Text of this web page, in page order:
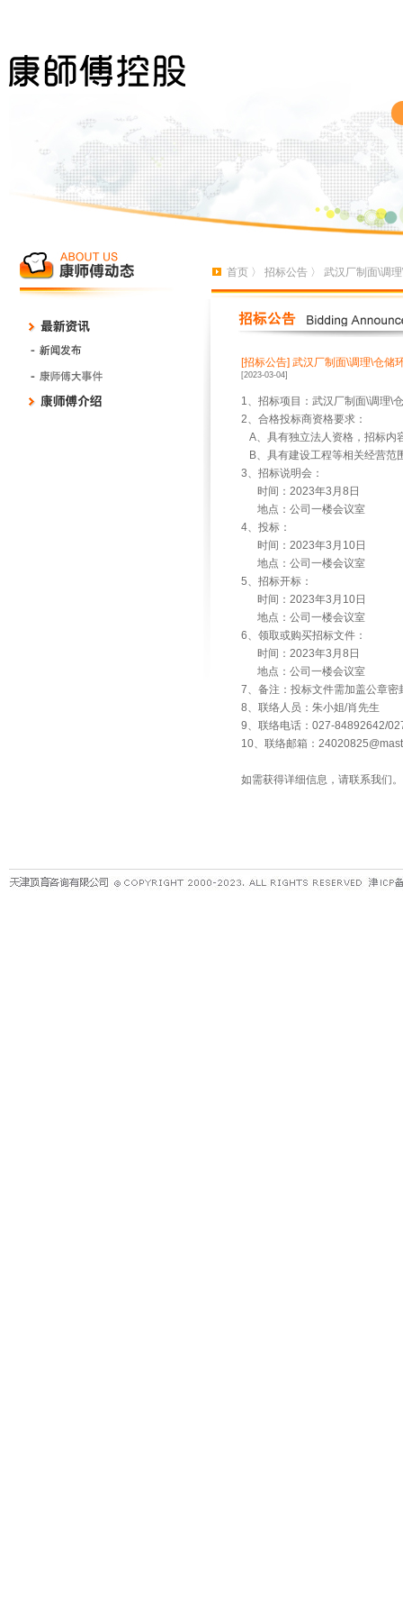
首页 〉 招标公告 〉 武汉厂制面\调
[招标公告] 武汉厂制面\调理\仓储
[2023-03-04]
1、招标项目：武汉厂制面\调理\
2、合格投标商资格要求：
A、具有独立法人资格，招标内
B、具有建设工程等相关经营范
3、招标说明会：
时间：2023年3月8日
地点：公司一楼会议室
4、投标：
时间：2023年3月10日
地点：公司一楼会议室
5、招标开标：
时间：2023年3月10日
地点：公司一楼会议室
6、领取或购买招标文件：
时间：2023年3月8日
地点：公司一楼会议室
7、备注：投标文件需加盖公章
8、联络人员：朱小姐/肖先生
9、联络电话：027-84892642/
10、联络邮箱：
如需获得详细信息，请联系我们。